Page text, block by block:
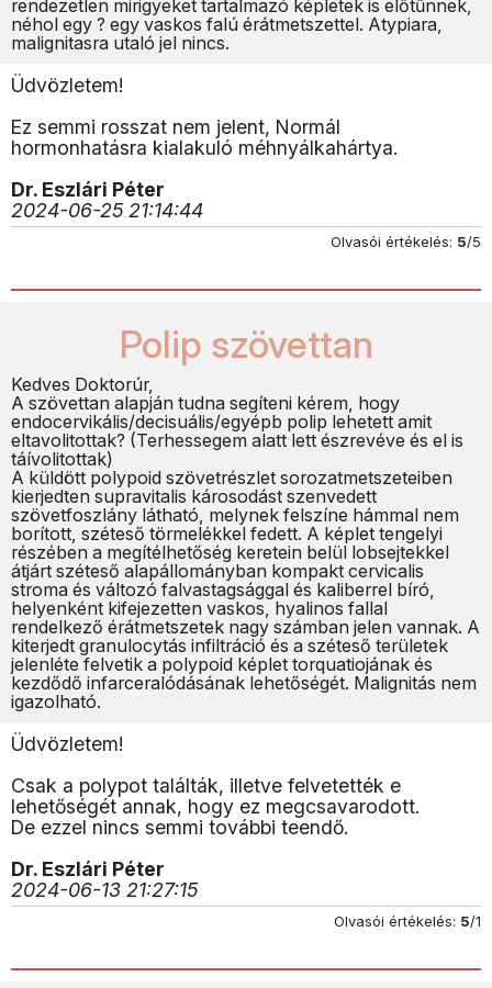
rendezetlen mirigyeket tartalmazó képletek is előtűnnek,
néhol egy ? egy vaskos falú érátmetszettel. Atypiara,
malignitasra utaló jel nincs.
Üdvözletem!
Ez semmi rosszat nem jelent, Normál
hormonhatásra kialakuló méhnyálkahártya.
Dr. Eszlári Péter
2024-06-25 21:14:44
Olvasói értékelés: 5/5
Polip szövettan
Kedves Doktorúr,
A szövettan alapján tudna segíteni kérem, hogy
endocervikális/decisuális/egyépb polip lehetett amit
eltavolitottak? (Terhessegem alatt lett észrevéve és el is
táívolitottak)
A küldött polypoid szövetrészlet sorozatmetszeteiben
kierjedten supravitalis károsodást szenvedett
szövetfoszlány látható, melynek felszíne hámmal nem
borított, széteső törmelékkel fedett. A képlet tengelyi
részében a megítélhetőség keretein belül lobsejtekkel
átjárt széteső alapállományban kompakt cervicalis
stroma és változó falvastagsággal és kaliberrel bíró,
helyenként kifejezetten vaskos, hyalinos fallal
rendelkező érátmetszetek nagy számban jelen vannak. A
kiterjedt granulocytás infiltráció és a széteső területek
jelenléte felvetik a polypoid képlet torquatiojának és
kezdődő infarceralódásának lehetőségét. Malignitás nem
igazolható.
Üdvözletem!
Csak a polypot találták, illetve felvetették e
lehetőségét annak, hogy ez megcsavarodott.
De ezzel nincs semmi további teendő.
Dr. Eszlári Péter
2024-06-13 21:27:15
Olvasói értékelés: 5/1